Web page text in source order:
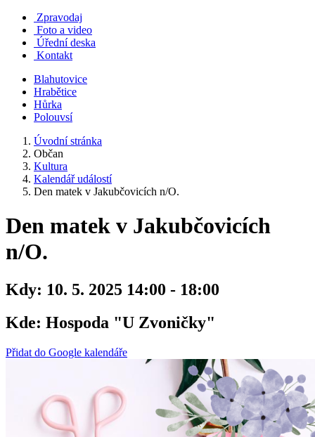
Zpravodaj
Foto a video
Úřední deska
Kontakt
Blahutovice
Hrabětice
Hůrka
Polouvsí
Úvodní stránka
Občan
Kultura
Kalendář událostí
Den matek v Jakubčovicích n/O.
Den matek v Jakubčovicích
n/O.
Kdy: 10. 5. 2025 14:00 - 18:00
Kde: Hospoda "U Zvoničky"
Přidat do Google kalendáře